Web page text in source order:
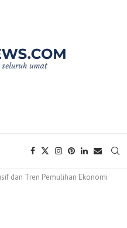
dan Tren Pemulihan Ekonomi